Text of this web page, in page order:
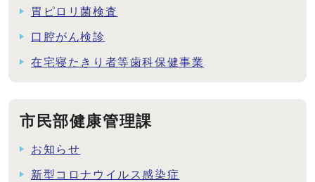
胃ピロリ菌検査
口腔がん検診
在宅寝たきり者等歯科保健事業
市民部健康管理課
お知らせ
新型コロナウイルス感染症